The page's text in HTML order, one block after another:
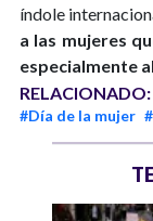
índole
a las mujeres
especialmente
RELACIONADO:
#Día de la mujer